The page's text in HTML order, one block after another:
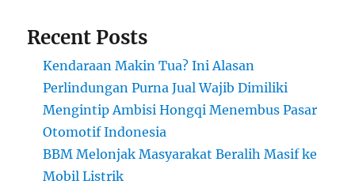
Recent Posts
Kendaraan Makin Tua? Ini Alasan
Perlindungan Purna Jual Wajib Dimiliki
Mengintip Ambisi Hongqi Menembus Pasar
Otomotif Indonesia
BBM Melonjak Masyarakat Beralih Masif ke
Mobil Listrik